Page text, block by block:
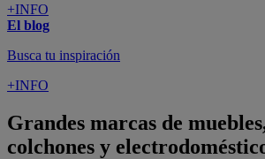
+INFO
El blog
Busca tu inspiración
+INFO
Grandes marcas de
colchones y